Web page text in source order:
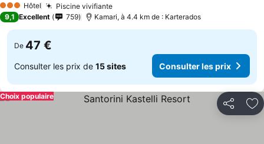
3 ÉtoilesHôtel Piscine vivifiante
9,1 Excellent 759 Kamari, à 4.4 km de : Karterados
De 47 €
Consulter les prix de 15 sites Consulter les prix
Partager
Choix populaire